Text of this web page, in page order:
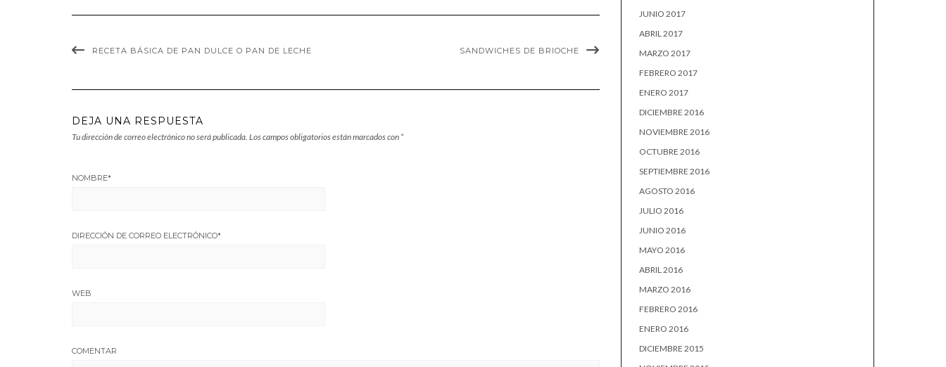
RECETA BÁSICA DE PAN DULCE O PAN DE LECHE SANDWICHES DE BRIOCHE
DEJA UNA RESPUESTA
Tu dirección de correo electrónico no será publicada. Los campos obligatorios están marcados con *
NOMBRE*
DIRECCIÓN DE CORREO ELECTRÓNICO*
WEB
COMENTAR
JUNIO 2017
ABRIL 2017
MARZO 2017
FEBRERO 2017
ENERO 2017
DICIEMBRE 2016
NOVIEMBRE 2016
OCTUBRE 2016
SEPTIEMBRE 2016
AGOSTO 2016
JULIO 2016
JUNIO 2016
MAYO 2016
ABRIL 2016
MARZO 2016
FEBRERO 2016
ENERO 2016
DICIEMBRE 2015